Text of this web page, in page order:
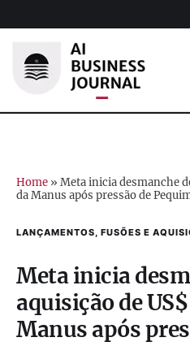
Home » Meta inicia desmanche
da Manus após pressão de
LANÇAMENTOS, FUSÕES E
Meta inicia
aquisição de
Manus após